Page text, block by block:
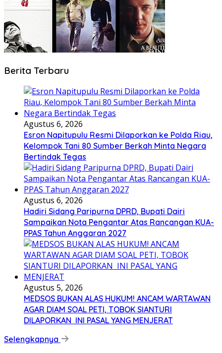
Berita Terbaru
Agustus 6, 2026
Esron Napitupulu Resmi Dilaporkan ke Polda Riau,
Kelompok Tani 80 Sumber Berkah Minta Negara
Bertindak Tegas
Agustus 6, 2026
Hadiri Sidang Paripurna DPRD, Bupati Dairi
Sampaikan Nota Pengantar Atas Rancangan KUA-
PPAS Tahun Anggaran 2027
Agustus 5, 2026
MEDSOS BUKAN ALAS HUKUM! ANCAM WARTAWAN
AGAR DIAM SOAL PETI, TOBOK SIANTURI
DILAPORKAN INI PASAL YANG MENJERAT
Selengkapnya